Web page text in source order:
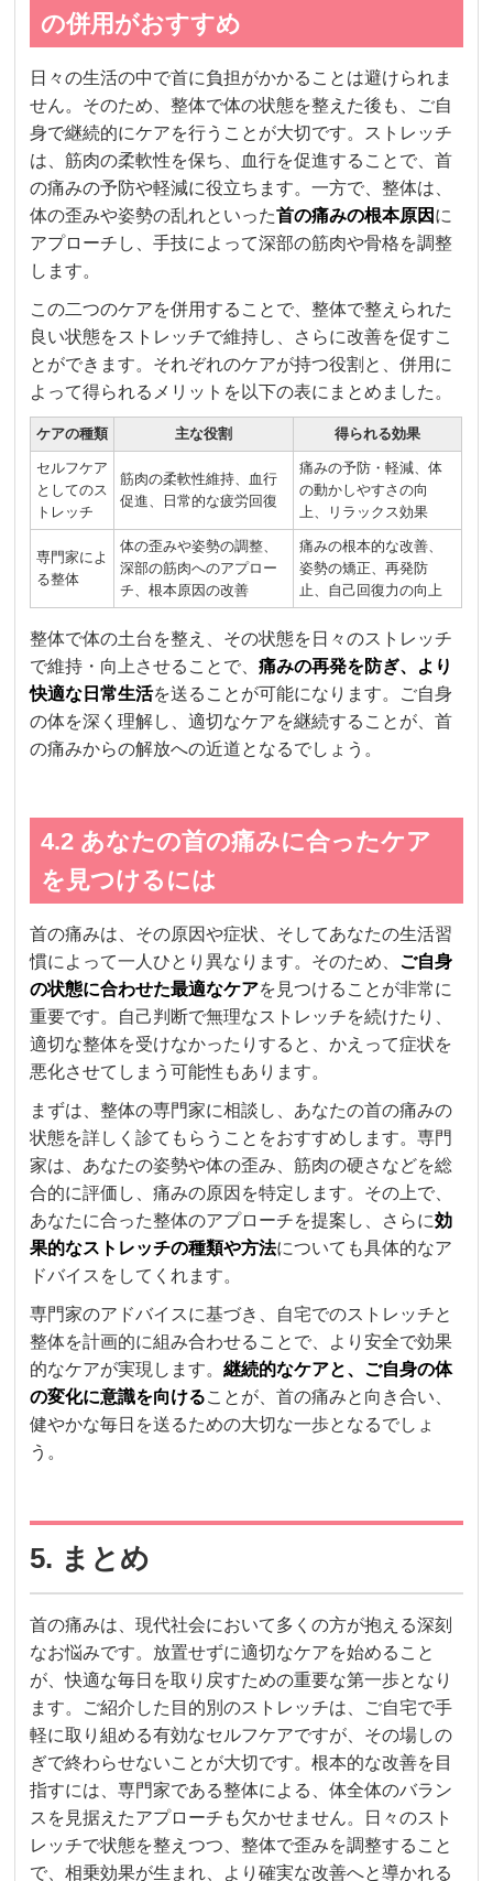
の併用がおすすめ
日々の生活の中で首に負担がかかることは避けられま
せん。そのため、整体で体の状態を整えた後も、ご自
身で継続的にケアを行うことが大切です。ストレッチ
は、筋肉の柔軟性を保ち、血行を促進することで、首
の痛みの予防や軽減に役立ちます。一方で、整体は、
体の歪みや姿勢の乱れといった首の痛みの根本原因 に
アプローチし、手技によって深部の筋肉や骨格を調整
します。
この二つのケアを併用することで、整体で整えられた
良い状態をストレッチで維持し、さらに改善を促すこ
とができます。それぞれのケアが持つ役割と、併用に
よって得られるメリットを以下の表にまとめました。
ケアの種類 主な役割 得られる効果
セルフケア
としてのス
トレッチ
筋肉の柔軟性維持、血行
促進、日常的な疲労回復
痛みの予防・軽減、体
の動かしやすさの向
上、リラックス効果
専門家によ
る整体
体の歪みや姿勢の調整、
深部の筋肉へのアプロー
チ、根本原因の改善
痛みの根本的な改善、
姿勢の矯正、再発防
止、自己回復力の向上
整体で体の土台を整え、その状態を日々のストレッチ
で維持・向上させることで、痛みの再発を防ぎ、より
快適な日常生活を送ることが可能になります。ご自身
の体を深く理解し、適切なケアを継続することが、首
の痛みからの解放への近道となるでしょう。
4.2 あなたの首の痛みに合ったケア
を見つけるには
首の痛みは、その原因や症状、そしてあなたの生活習
慣によって一人ひとり異なります。そのため、 ご自身
の状態に合わせた最適なケアを見つけることが非常に
重要です。自己判断で無理なストレッチを続けたり、
適切な整体を受けなかったりすると、かえって症状を
悪化させてしまう可能性もあります。
まずは、整体の専門家に相談し、あなたの首の痛みの
状態を詳しく診てもらうことをおすすめします。専門
家は、あなたの姿勢や体の歪み、筋肉の硬さなどを総
合的に評価し、痛みの原因を特定します。その上で、
あなたに合った整体のアプローチを提案し、さらに効
果的なストレッチの種類や方法についても具体的なア
ドバイスをしてくれます。
専門家のアドバイスに基づき、自宅でのストレッチと
整体を計画的に組み合わせることで、より安全で効果
的なケアが実現します。継続的なケアと、ご自身の体
の変化に意識を向けることが、首の痛みと向き合い、
健やかな毎日を送るための大切な一歩となるでしょ
う。
5. まとめ
首の痛みは、現代社会において多くの方が抱える深刻
なお悩みです。放置せずに適切なケアを始めること
が、快適な毎日を取り戻すための重要な第一歩となり
ます。ご紹介した目的別のストレッチは、ご自宅で手
軽に取り組める有効なセルフケアですが、その場しの
ぎで終わらせないことが大切です。根本的な改善を目
指すには、専門家である整体による、体全体のバラン
スを見据えたアプローチも欠かせません。日々のスト
レッチで状態を整えつつ、整体で歪みを調整すること
で、相乗効果が生まれ、より確実な改善へと導かれる